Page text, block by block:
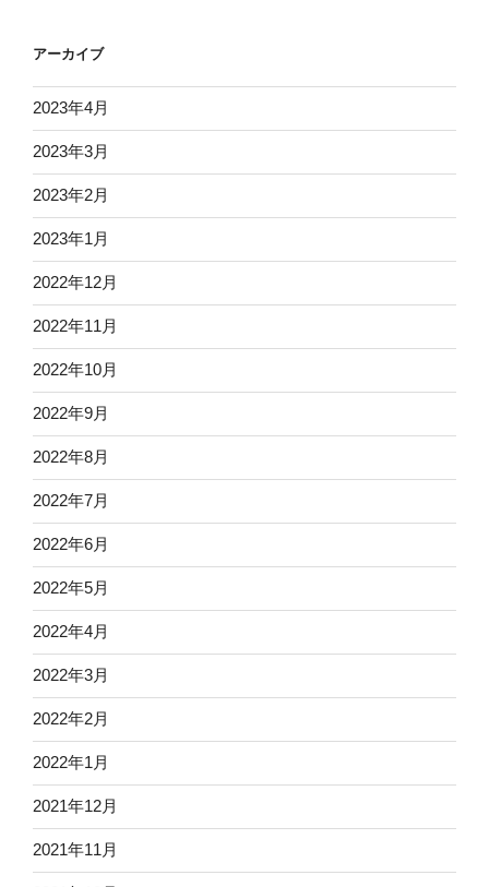
アーカイブ
2023年4月
2023年3月
2023年2月
2023年1月
2022年12月
2022年11月
2022年10月
2022年9月
2022年8月
2022年7月
2022年6月
2022年5月
2022年4月
2022年3月
2022年2月
2022年1月
2021年12月
2021年11月